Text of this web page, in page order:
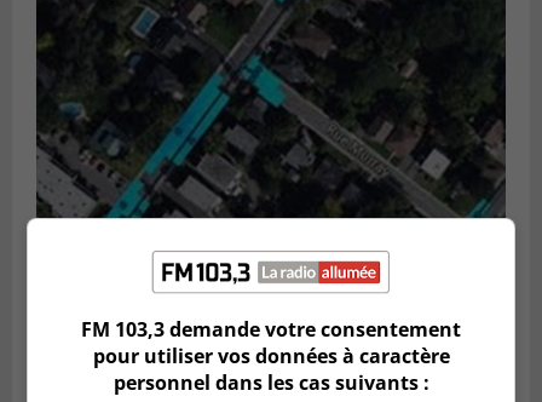
Publié le 6 août 2026 à 13h45
Greenfield Park veut s’armer contre les
fortes
FM 103,3 demande votre consentement
pour utiliser vos données à caractère
personnel dans les cas suivants :